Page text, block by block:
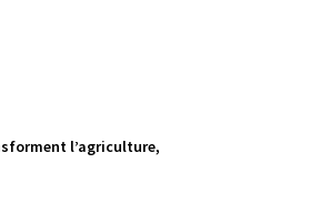
l’agriculture,